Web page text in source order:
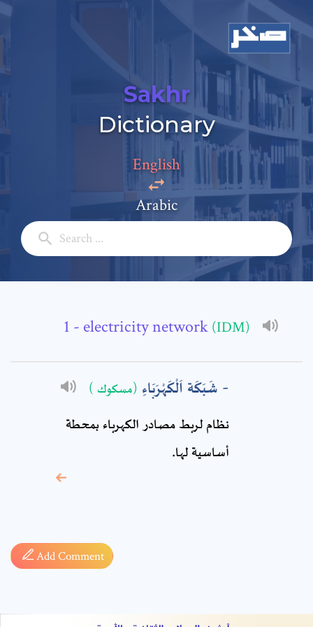
Sakhr
Dictionary
English
Arabic
- electricity network (IDM)
شَبَكَة اَلْكَهْرَبَاءِ (مسكوك )
نظام لربط مصادر الكهرباء بمحطة
أساسية لها.
Add Comment
Add a comment
Full Name: *
Comment: *